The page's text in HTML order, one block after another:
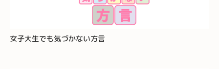
女子大生でも気づかない方言